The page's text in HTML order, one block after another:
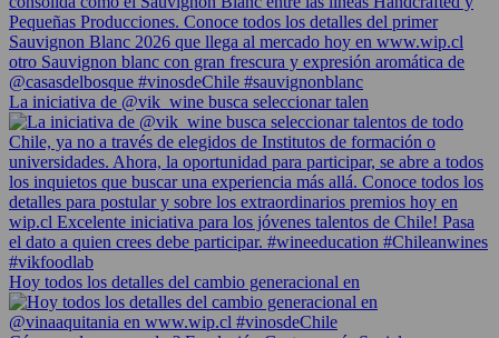
La iniciativa de @vik_wine busca seleccionar talen
Hoy todos los detalles del cambio generacional en